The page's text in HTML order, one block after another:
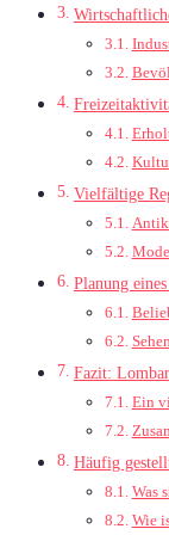
Vielfältige
Planung
Fazit:
Ein
Häufig
Was
Wie